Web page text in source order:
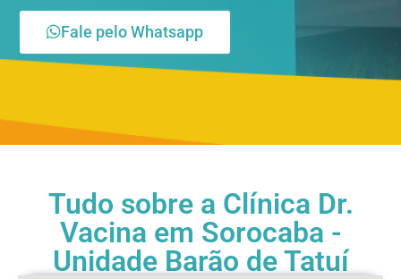
Fale pelo Whatsapp
Tudo sobre a Clínica Dr.
Vacina em Sorocaba -
Unidade Barão de Tatuí